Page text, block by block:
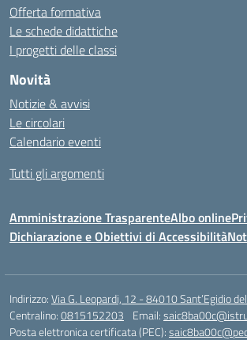
Offerta formativa
Le schede didattiche
I progetti delle classi
Novità
Notizie & avvisi
Le circolari
Calendario eventi
Tutti gli argomenti
Amministrazione TrasparenteAlbo online
Dichiarazione e Obiettivi di Accessibilità
Indirizzo:Via G. Leopardi, 12 - 84010 Sant’Egidio
Centralino:0815152203 Email:
Posta elettronica certificata (PEC):